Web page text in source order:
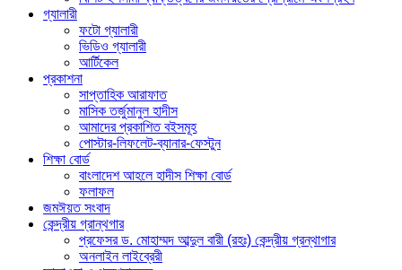
গ্যালারী
ফটো গ্যালারী
ভিডিও গ্যালারী
আর্টিকেল
প্রকাশনা
সাপ্তাহিক আরাফাত
মাসিক তর্জুমানুল হাদীস
আমাদের প্রকাশিত বইসমূহ
পোস্টার-লিফলেট-ব্যানার-ফেস্টুন
শিক্ষা বোর্ড
বাংলাদেশ আহলে হাদীস শিক্ষা বোর্ড
ফলাফল
জমঈয়ত সংবাদ
কেন্দ্রীয় গ্রান্থগার
প্রফেসর ড. মোহাম্মদ আব্দুল বারী (রহঃ) কেন্দ্রীয় গ্রন্থাগার
অনলাইন লাইব্রেরী